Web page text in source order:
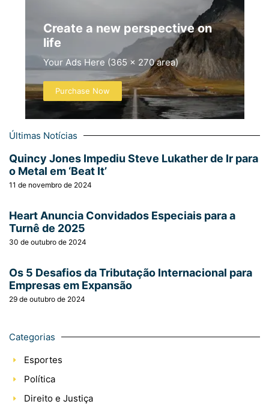
Create a new perspective on
life
Your Ads Here (365 x 270 area)
Purchase Now
Últimas Notícias
Quincy Jones Impediu Steve Lukather de Ir para
o Metal em ‘Beat It’
11 de novembro de 2024
Heart Anuncia Convidados Especiais para a
Turnê de 2025
30 de outubro de 2024
Os 5 Desafios da Tributação Internacional para
Empresas em Expansão
29 de outubro de 2024
Categorias
Esportes
Política
Direito e Justiça